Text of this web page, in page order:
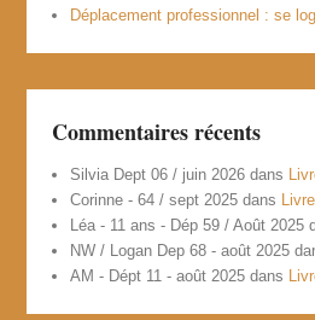
Déplacement professionnel : se
Commentaires récents
Silvia Dept 06 / juin 2026 dans
Corinne - 64 / sept 2025 dans
Léa - 11 ans - Dép 59 / Août 2025
NW / Logan Dep 68 - août 2025
AM - Dépt 11 - août 2025 dans